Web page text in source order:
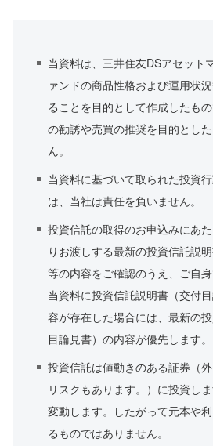
当資料は、三井住友DSアセット
ァンドの商品性格および運用状
ることを目的として作成したも
の勧誘や売買の推奨を目的とし
ん。
当資料に基づいて取られた投資
は、当社は責任を負いません。
投資信託の取得のお申込みにあ
りお渡しする最新の投資信託説
等の内容をご確認のうえ、ご自身
当資料に投資信託説明書（交付
容が存在した場合には、最新の
目論見書）の内容が優先します。
投資信託は値動きのある証券（
リスクもあります。）に投資し
変動します。したがって元本や
るものではありません。